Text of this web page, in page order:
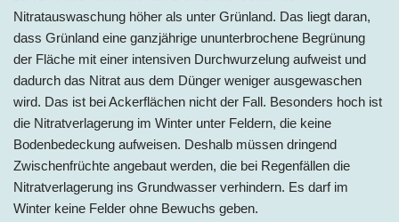
Nitratauswaschung höher als unter Grünland. Das liegt daran,
dass Grünland eine ganzjährige ununterbrochene Begrünung
der Fläche mit einer intensiven Durchwurzelung aufweist und
dadurch das Nitrat aus dem Dünger weniger ausgewaschen
wird. Das ist bei Ackerflächen nicht der Fall. Besonders hoch ist
die Nitratverlagerung im Winter unter Feldern, die keine
Bodenbedeckung aufweisen. Deshalb müssen dringend
Zwischenfrüchte angebaut werden, die bei Regenfällen die
Nitratverlagerung ins Grundwasser verhindern. Es darf im
Winter keine Felder ohne Bewuchs geben.